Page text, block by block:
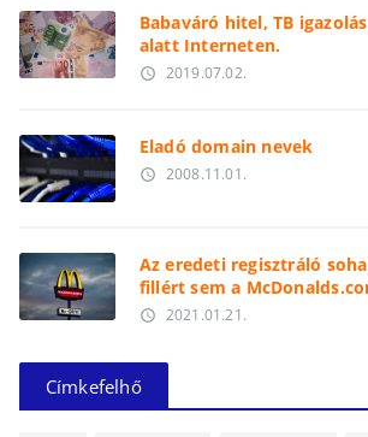
Babaváró hitel, TB
alatt Interneten.
access_time 2019.07.02.
Eladó domain nevek
access_time 2008.11.01.
Az eredeti regisztráló
fillért sem a
access_time 2021.01.21.
Címkefelhő